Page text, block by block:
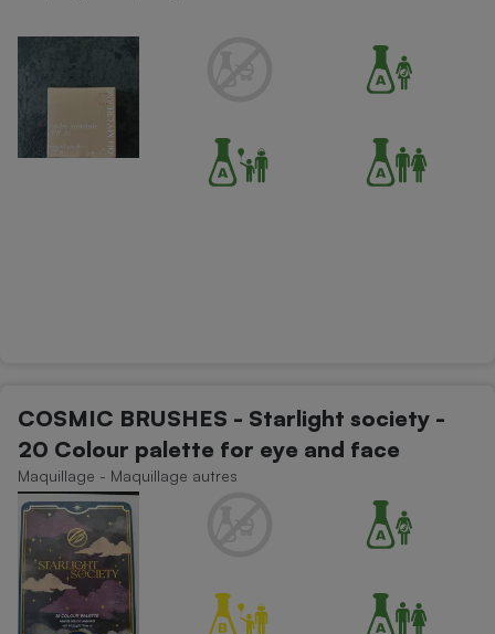
COSMIC BRUSHES - Starlight society -
20 Colour palette for eye and face
Maquillage - Maquillage autres